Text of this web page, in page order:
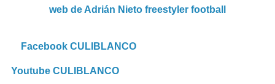
web de Adrián Nieto freestyler football
Facebook CULIBLANCO
Youtube CULIBLANCO